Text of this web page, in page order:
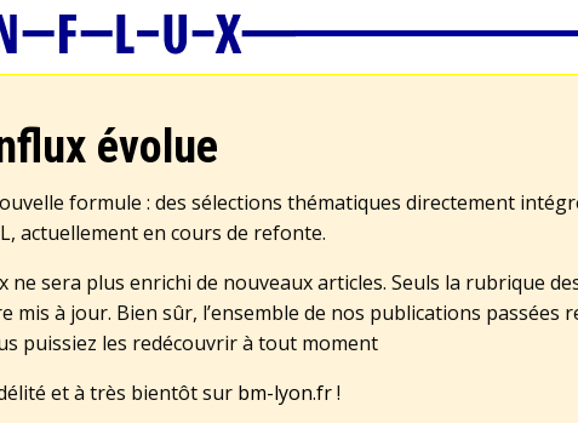
évolue
formule : des sélections thématiques directement
actuellement en cours de refonte.
sera plus enrichi de nouveaux articles. Seuls la rubrique
à jour. Bien sûr, l’ensemble de nos publications passées
puissiez les redécouvrir à tout moment
et à très bientôt sur bm-lyon.fr!